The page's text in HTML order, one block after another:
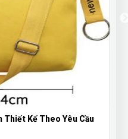
Thiết Kế Theo Yêu Cầu